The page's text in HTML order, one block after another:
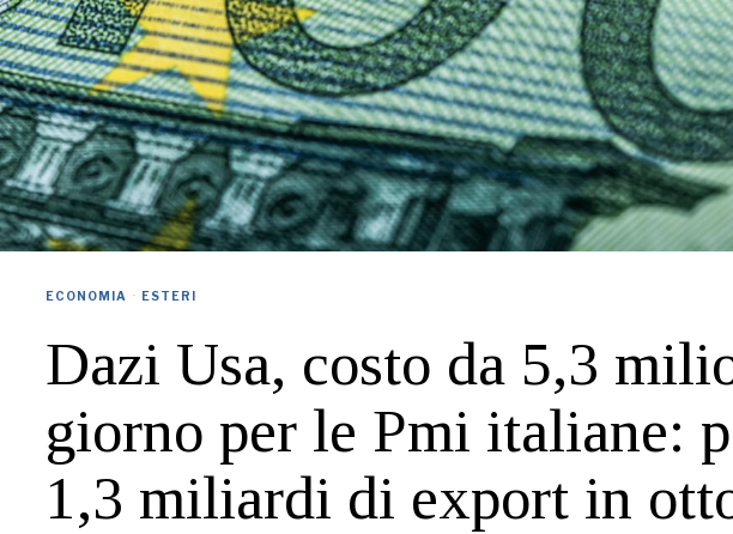
ECONOMIA · ESTERI
Dazi Usa, costo da 5,3
giorno per le Pmi italiane:
1,3 miliardi di export in